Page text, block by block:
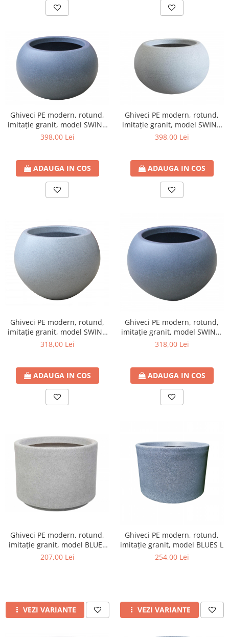
Ghiveci PE modern, rotund,
imitație granit, model SWING
LOW L
398,00 Lei
ADAUGA IN COS
Ghiveci PE modern, rotund,
imitație granit, model SWING
LOW L
398,00 Lei
ADAUGA IN COS
Ghiveci PE modern, rotund,
imitație granit, model SWING
S
318,00 Lei
ADAUGA IN COS
Ghiveci PE modern, rotund,
imitație granit, model SWING,
S
318,00 Lei
ADAUGA IN COS
Ghiveci PE modern, rotund,
imitație granit, model BLUES
M
207,00 Lei
VEZI VARIANTE
Ghiveci PE modern, rotund,
imitație granit, model BLUES L
254,00 Lei
VEZI VARIANTE